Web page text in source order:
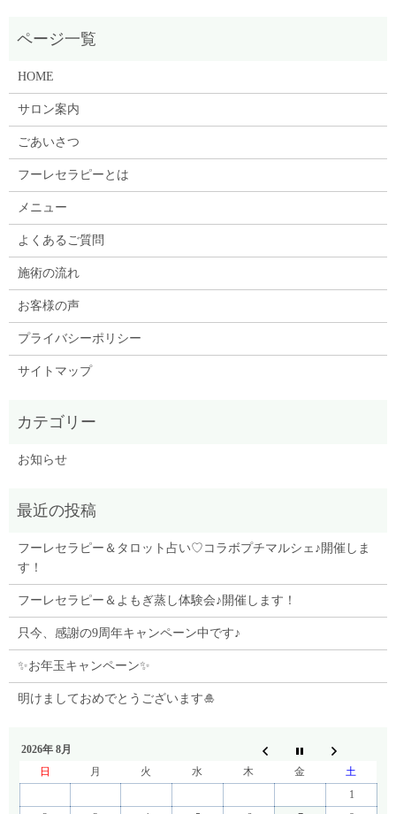
HOME
サロン案内
ごあいさつ
フーレセラピーとは
メニュー
よくあるご質問
施術の流れ
お客様の声
プライバシーポリシー
サイトマップ
お知らせ
フーレセラピー＆タロット占い♡コラボプチマルシェ♪開催しま
す！
フーレセラピー＆よもぎ蒸し体験会♪開催します！
只今、感謝の9周年キャンペーン中です♪
✨お年玉キャンペーン✨
明けましておめでとうございます🎍
2026年 8月
日
月 火 水 木 金
土
1